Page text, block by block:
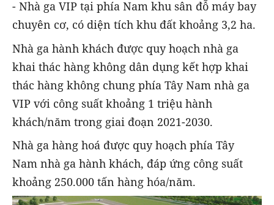
- Nhà ga VIP tại phía Nam khu sân đỗ máy bay
chuyên cơ, có diện tích khu đất khoảng 3,2 ha.
Nhà ga hành khách được quy hoạch nhà ga
khai thác hàng không dân dụng kết hợp khai
thác hàng không chung phía Tây Nam nhà ga
VIP với công suất khoảng 1 triệu hành
khách/năm trong giai đoạn 2021-2030.
Nhà ga hàng hoá được quy hoạch phía Tây
Nam nhà ga hành khách, đáp ứng công suất
khoảng 250.000 tấn hàng hóa/năm.